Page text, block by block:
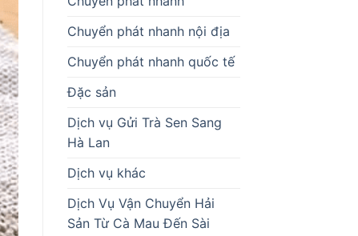
Chuyển phát nhanh nội địa
Chuyển phát nhanh quốc tế
Đặc sản
Dịch vụ Gửi Trà Sen Sang
Hà Lan
Dịch vụ khác
Dịch Vụ Vận Chuyển Hải
Sản Từ Cà Mau Đến Sài